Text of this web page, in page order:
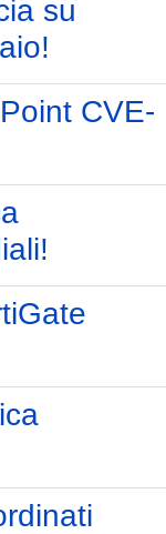
su
CVE-